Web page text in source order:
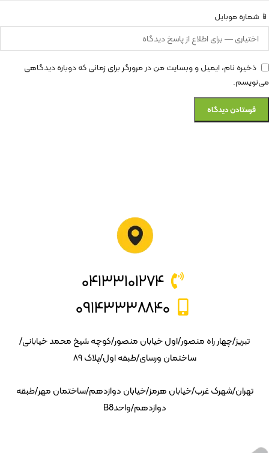
📱 شماره موبایل
ذخیره نام، ایمیل و وبسایت من در مرورگر برای زمانی که دوباره دیدگاهی
می‌نویسم.
۰۴۱۳۳۱۰۱۲۷۴
۰۹۱۴۳۳۳۸۸۴۰
تبریز/چهار راه منصور/اول خیابان منصور/کوچه شیخ محمد خیابانی/
ساختمان ورسای/طبقه اول/پلاک ۸۹
تهران/شهرک غرب/خیابان هرمز/خیابان دوازدهم/ساختمان مهر/طبقه
دوازدهم/واحدB8